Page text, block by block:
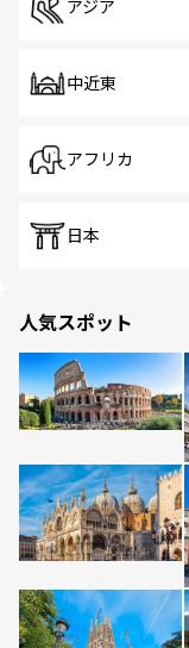
アジア
中近東
アフリカ
日本
人気スポット